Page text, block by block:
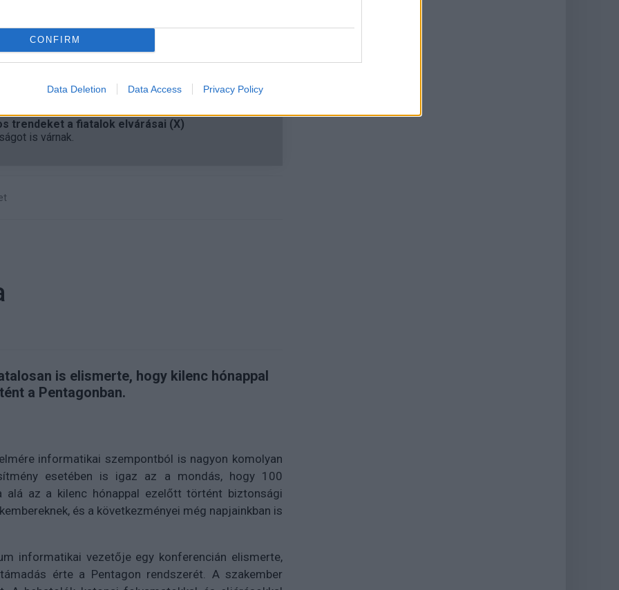
CONFIRM
Data Deletion Data Access Privacy Policy
tájékozódott a történtekről, az esettel kapcsolatos
bekérték a magyar vállalat képviselőjétől.
trendeket a fiatalok elvárásai (X)
is várnak.
is elismerte, hogy kilenc hónappal
a Pentagonban.
informatikai szempontból is nagyon komolyan
esetében is igaz az a mondás, hogy 100
alá az a kilenc hónappal ezelőtt történt biztonsági
és a következményei még napjainkban is
informatikai vezetője egy konferencián elismerte,
érte a Pentagon rendszerét. A szakember